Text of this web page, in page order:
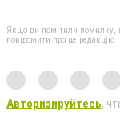
Якщо ви помітили помилку,
повідомити про це редакцію
Авторизируйтесь,